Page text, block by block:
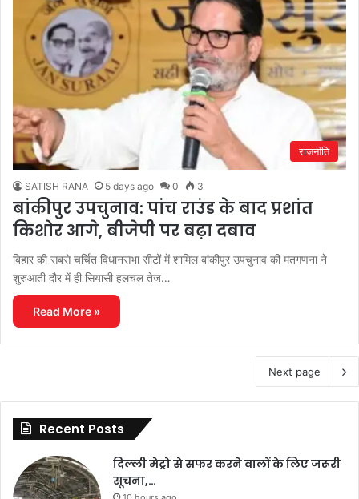
राजनीति
SATISH RANA 5 days ago 0 3
बांकीपुर उपचुनाव: पांच राउंड के बाद प्रशांत
किशोर आगे, बीजेपी पर बढ़ा दबाव
बिहार की सबसे चर्चित विधानसभा सीटों में शामिल बांकीपुर उपचुनाव की मतगणना ने
शुरुआती दौर में ही सियासी हलचल तेज…
Read More »
Next page
Recent Posts
दिल्ली मेट्रो से सफर करने वालों के लिए जरूरी
सूचना,…